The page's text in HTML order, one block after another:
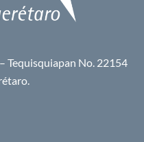
Tequisquiapan No. 22154